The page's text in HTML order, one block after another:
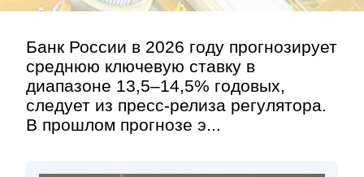
Банк России в 2026 году прогнозирует
среднюю ключевую ставку в
диапазоне 13,5–14,5% годовых,
следует из пресс-релиза регулятора.
В прошлом прогнозе э...
Контакт»